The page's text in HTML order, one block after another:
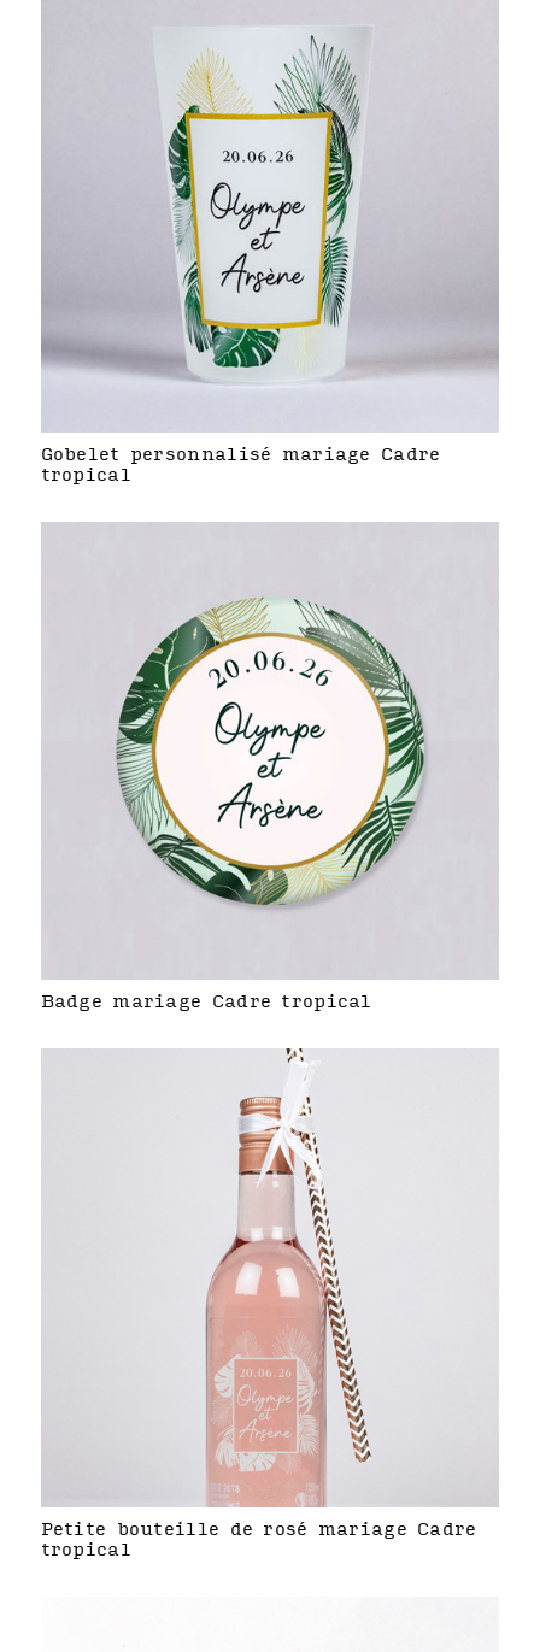
Gobelet personnalisé mariage Cadre
tropical
Badge mariage Cadre tropical
Petite bouteille de rosé mariage Cadre
tropical